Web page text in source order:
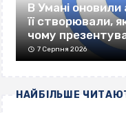
В Умані оновили
її створювали,
чому
7 Серпня 2026
НАЙБІЛЬШЕ